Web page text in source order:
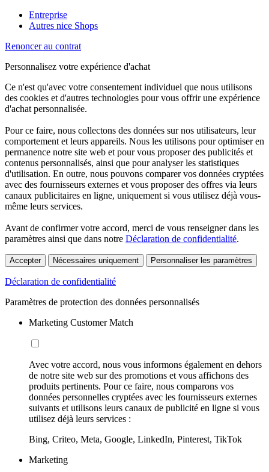
Entreprise
Autres nice Shops
Renoncer au contrat
Personnalisez votre expérience d'achat
Ce n'est qu'avec votre consentement individuel que nous utilisons
des cookies et d'autres technologies pour vous offrir une expérience
d'achat personnalisée.
Pour ce faire, nous collectons des données sur nos utilisateurs, leur
comportement et leurs appareils. Nous les utilisons pour optimiser en
permanence notre site web et pour vous proposer des publicités et
contenus personnalisés, ainsi que pour analyser les statistiques
d'utilisation. En outre, nous pouvons comparer vos données cryptées
avec des fournisseurs externes et vous proposer des offres via leurs
canaux publicitaires en ligne, uniquement si vous utilisez déjà vous-
même leurs services.
Avant de confirmer votre accord, merci de vous renseigner dans les
paramètres ainsi que dans notre Déclaration de confidentialité.
Accepter Nécessaires uniquement Personnaliser les paramètres
Déclaration de confidentialité
Paramètres de protection des données personnalisés
Marketing Customer Match
Avec votre accord, nous vous informons également en dehors
de notre site web sur des promotions et vous affichons des
produits pertinents. Pour ce faire, nous comparons vos
données personnelles cryptées avec les fournisseurs externes
suivants et utilisons leurs canaux de publicité en ligne si vous
utilisez déjà leurs services :
Bing, Criteo, Meta, Google, LinkedIn, Pinterest, TikTok
Marketing